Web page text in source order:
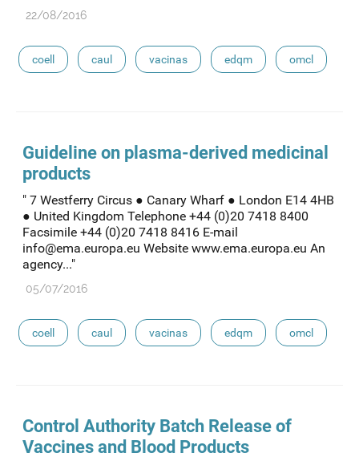
22/08/2016
coell caul vacinas edqm omcl
Guideline on plasma-derived medicinal
products
" 7 Westferry Circus ● Canary Wharf ● London E14 4HB
● United Kingdom Telephone +44 (0)20 7418 8400
Facsimile +44 (0)20 7418 8416 E-mail
info@ema.europa.eu Website www.ema.europa.eu An
agency..."
05/07/2016
coell caul vacinas edqm omcl
Control Authority Batch Release of
Vaccines and Blood Products